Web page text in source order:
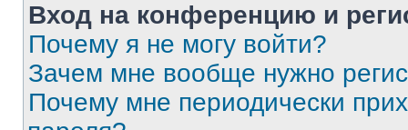
Вход на конференцию и
Почему я не могу войти?
Зачем мне вообще нужно
Почему мне периодически